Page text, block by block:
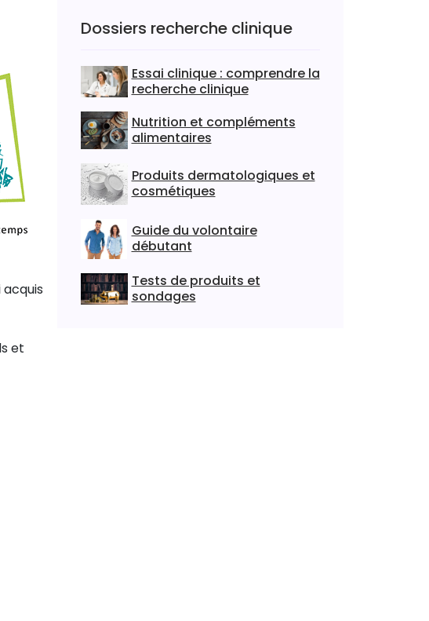
et
Dossiers recherche clinique
Essai clinique : comprendre la
recherche clinique
Nutrition et compléments
alimentaires
Produits dermatologiques et
cosmétiques
Guide du volontaire
débutant
Tests de produits et
sondages